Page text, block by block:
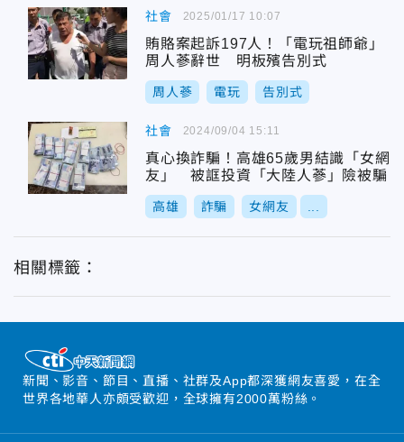
社會
賄賂案起訴197人！「電玩祖師爺」
周人蔘辭世 明板殯告別式
周人蔘 電玩 告別式
2025/01/17 10:07
社會
真心換詐騙！高雄65歲男結識「女網
友」 被誆投資「大陸人蔘」險被騙
高雄 詐騙 女網友
2024/09/04 15:11
相關標籤：
新聞、影音、節目、直播、社群及App都深獲網友喜愛，在全
世界各地華人亦頗受歡迎，全球擁有2000萬粉絲。